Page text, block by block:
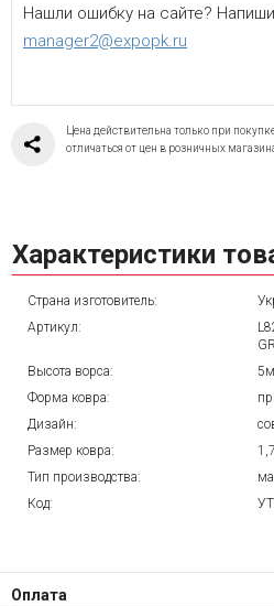
Нашли ошибку на сайте?
manager2@expopk.ru
Цена действительна только при
отличаться от цен в розничных
Характеристики
Страна изготовитель:
Артикул:
Высота ворса:
Форма ковра:
Дизайн:
Размер ковра:
Тип производства:
Код:
Оплата